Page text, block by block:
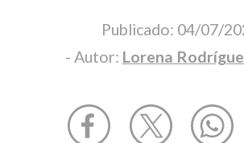
Publicado: 04/07/
- Autor: Lorena